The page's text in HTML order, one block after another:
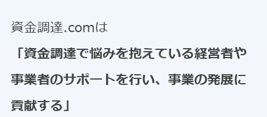
資金調達.comは
「資金調達で悩みを抱えている経営者や
事業者のサポートを行い、事業の発展に
貢献する」